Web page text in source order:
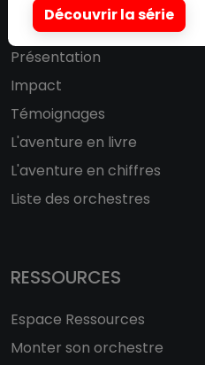
DISPOSITIF
Présentation
Impact
Témoignages
L'aventure en livre
L'aventure en chiffres
Liste des orchestres
RESSOURCES
Espace Ressources
Monter son orchestre
Découvrir la série